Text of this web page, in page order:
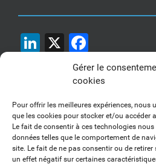
Gérer le
cookies
Pour offrir les meilleures expériences, nous
que les cookies pour stocker et/ou accéder
Le fait de consentir à ces technologies
données telles que le comportement de
site. Le fait de ne pas consentir ou de
un effet négatif sur certaines
LinkedIn
X
1, 2, 3...
Découvrez nos kits